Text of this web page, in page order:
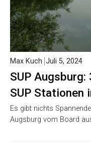
SUP Augsburg:
SUP Stationen
Max Kuch Juli 5, 2024
Es gibt nichts
Augsburg vom Board